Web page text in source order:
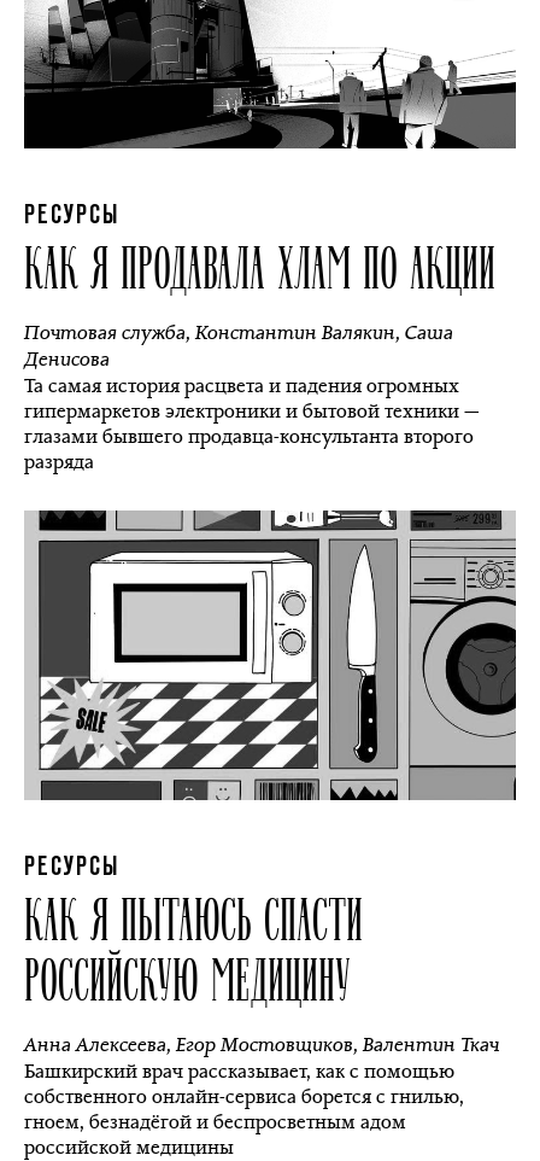
РЕСУРСЫ
КАК Я ПРОДАВАЛА ХЛАМ ПО АКЦИИ
Почтовая служба,Константин Валякин, Саша
Денисова
Та самая история расцвета и падения огромных
гипермаркетов электроники и бытовой техники —
глазами бывшего продавца-консультанта второго
разряда
РЕСУРСЫ
КАК Я ПЫТАЮСЬ СПАСТИ
РОССИЙСКУЮ МЕДИЦИНУ
Анна Алексеева,Егор Мостовщиков,Валентин Ткач
Башкирский врач рассказывает, как с помощью
собственного онлайн-сервиса борется с гнилью,
гноем, безнадёгой и беспросветным адом
российской медицины